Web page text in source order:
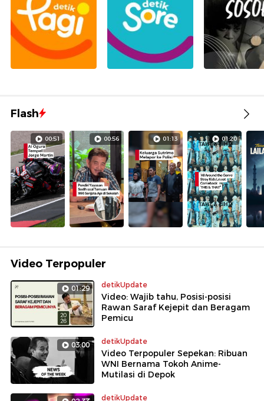
Flash
00:51 00:56 01:13 01:20
Video Terpopuler
01:29 detikUpdate
Video: Wajib tahu, Posisi-posisi
Rawan Saraf Kejepit dan Beragam
Pemicu
03:00 detikUpdate
Video Terpopuler Sepekan: Ribuan
WNI Bernama Tokoh Anime-
Mutilasi di Depok
detikUpdate